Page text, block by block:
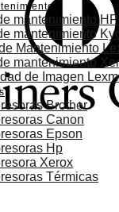
mantenimiento HP
mantenimiento
Mantenimiento
mantenimiento
de Imagen
Brother
Canon
Epson
Hp
Xerox
Térmicas